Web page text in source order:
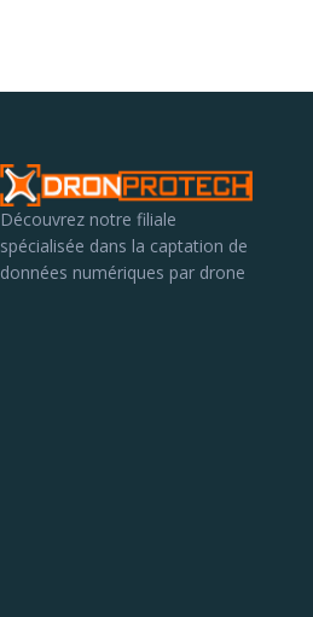
Découvrez notre filiale
spécialisée dans la captation de
données numériques par drone